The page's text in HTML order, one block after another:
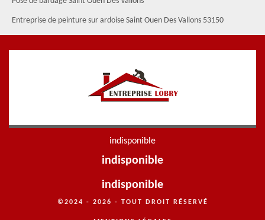
Entreprise de peinture sur ardoise Saint Ouen Des Vallons 53150
indisponible
indisponible
indisponible
©2024 - 2026 - TOUT DROIT RÉSERVÉ